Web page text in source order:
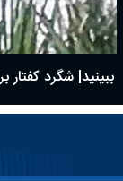
ببینید| شگرد